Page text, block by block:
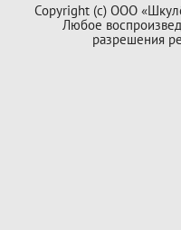
Copyright (с) ООО
Любое
разрешения